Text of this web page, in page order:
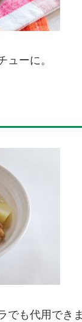
ューに。
でも代用でき